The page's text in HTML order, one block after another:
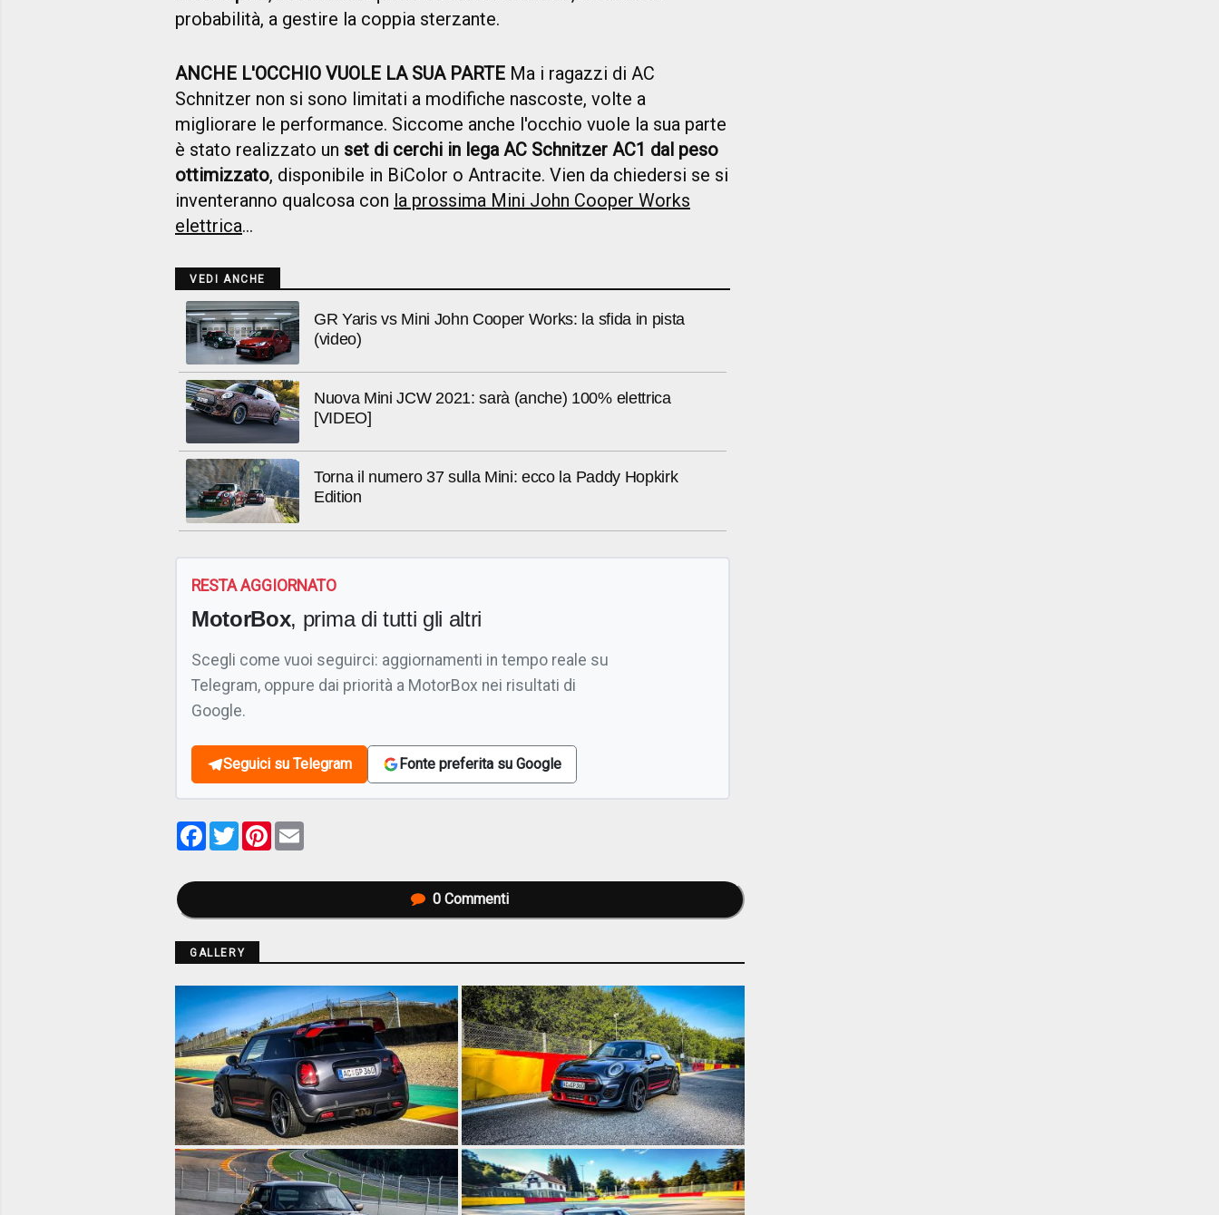
probabilità, a gestire la coppia sterzante.
ANCHE L'OCCHIO VUOLE LA SUA PARTE Ma i ragazzi di AC
Schnitzer non si sono limitati a modifiche nascoste, volte a
migliorare le performance. Siccome anche l'occhio vuole la sua parte
è stato realizzato un set di cerchi in lega AC Schnitzer AC1 dal peso
ottimizzato, disponibile in BiColor o Antracite. Vien da chiedersi se si
inventeranno qualcosa con la prossima Mini John Cooper Works
elettrica...
VEDI ANCHE
GR Yaris vs Mini John Cooper Works: la sfida in pista
(video)
Nuova Mini JCW 2021: sarà (anche) 100% elettrica
[VIDEO]
Torna il numero 37 sulla Mini: ecco la Paddy Hopkirk
Edition
RESTA AGGIORNATO
MotorBox, prima di tutti gli altri
Scegli come vuoi seguirci: aggiornamenti in tempo reale su
Telegram, oppure dai priorità a MotorBox nei risultati di
Google.
Seguici su Telegram Fonte preferita su Google
Facebook
TwitterPinterest
0 Commenti
GALLERY